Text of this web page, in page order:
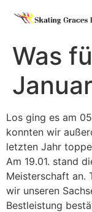
Was
Los ging es am
konnten wir
letzten Jahr
Am 19.01. stand
Meisterschaft an.
wir unseren
Bestleistung